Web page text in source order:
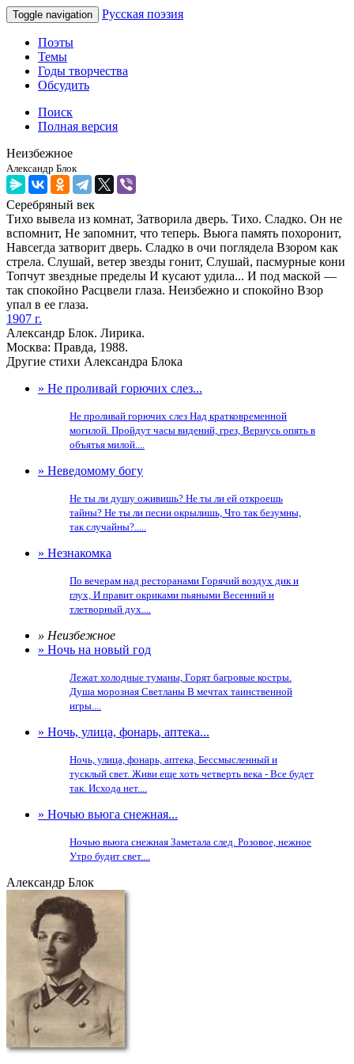
Toggle navigation Русская поэзия
Поэты
Темы
Годы творчества
Обсудить
Поиск
Полная версия
Неизбежное
Александр Блок
Серебряный век
Тихо вывела из комнат, Затворила дверь. Тихо. Сладко. Он не
вспомнит, Не запомнит, что теперь. Вьюга память похоронит,
Навсегда затворит дверь. Сладко в очи поглядела Взором как
стрела. Слушай, ветер звезды гонит, Слушай, пасмурные кони
Топчут звездные пределы И кусают удила... И под маской —
так спокойно Расцвели глаза. Неизбежно и спокойно Взор
упал в ее глаза.
1907 г.
Александр Блок. Лирика.
Москва: Правда, 1988.
Другие стихи Александра Блока
» Не проливай горючих слез...
Не проливай горючих слез Над кратковременной
могилой. Пройдут часы видений, грез, Вернусь опять в
объятья милой....
» Неведомому богу
Не ты ли душу оживишь? Не ты ли ей откроешь
тайны? Не ты ли песни окрылишь, Что так безумны,
так случайны?.....
» Незнакомка
По вечерам над ресторанами Горячий воздух дик и
глух, И правит окриками пьяными Весенний и
тлетворный дух....
» Неизбежное
» Ночь на новый год
Лежат холодные туманы, Горят багровые костры.
Душа морозная Светланы В мечтах таинственной
игры....
» Ночь, улица, фонарь, аптека...
Ночь, улица, фонарь, аптека, Бессмысленный и
тусклый свет. Живи еще хоть четверть века - Все будет
так. Исхода нет....
» Ночью вьюга снежная...
Ночью вьюга снежная Заметала след. Розовое, нежное
Утро будит свет....
Александр Блок